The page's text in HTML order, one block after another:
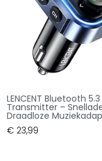
LENCENT Bluetooth 5.3
Transmitter –
Draadloze
€ 23,99